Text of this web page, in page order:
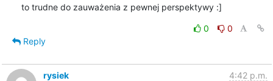
to trudne do zauważenia z pewnej perspektywy :]
0
0
Reply
rysiek
4:42 p.m.